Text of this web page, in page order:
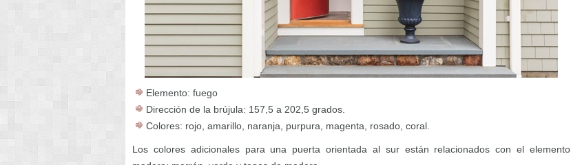
Elemento: fuego
Dirección de la brújula: 157,5 a 202,5 grados.
Colores: rojo, amarillo, naranja, purpura, magenta, rosado, coral.
Los colores adicionales para una puerta orientada al sur están relacionados con el elemento